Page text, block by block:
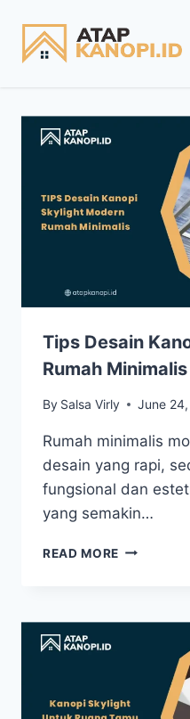
Tips Desain
Rumah Minimalis
By Salsa Virly June
Rumah minimalis
desain yang rapi,
fungsional dan
yang semakin…
READ MORE